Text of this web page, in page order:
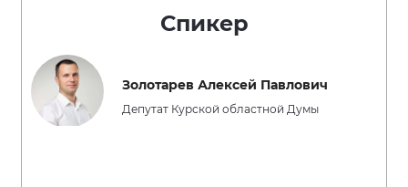
Спикер
Золотарев Алексей Павлович
Депутат Курской областной Думы